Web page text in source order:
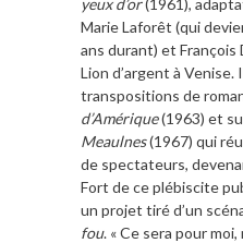
yeux d’or(1961),
Marie Laforêt (qui
ans durant) et François
Lion d’argent à Venise.
transpositions de
d’Amérique(1963) et
Meaulnes(1967) qui
de spectateurs,
Fort de ce plébiscite
un projet tiré d’un
fou. « Ce sera pour